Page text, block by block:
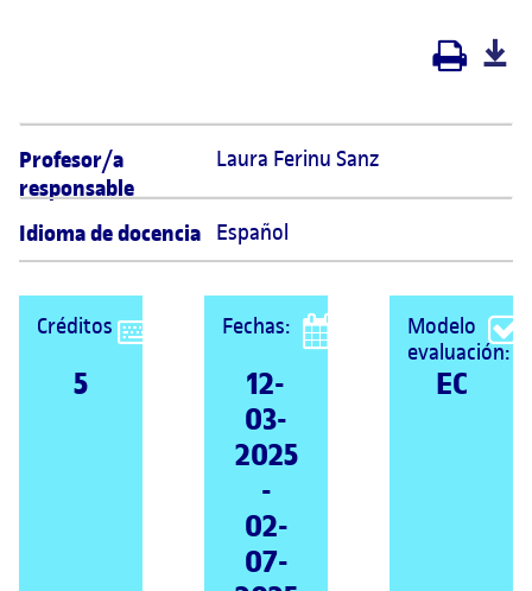
Profesor/a
responsable
Laura Ferinu Sanz
Idioma de docencia Español
Créditos
5
Fechas:
12-
03-
2025
-
02-
07-
Modelo
evaluación:
EC